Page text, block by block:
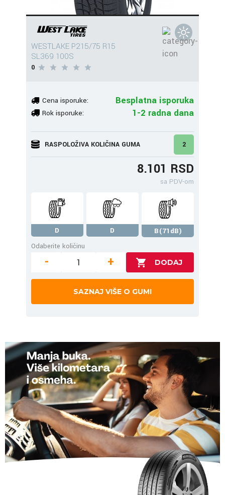
WESTLAKE P215/75 R15
SL369 100S
0
Cena isporuke: Besplatna isporuka
Rok isporuke: 1-2 radna dana
RASPOLOŽIVA KOLIČINA GUMA 2
8.101 RSD
sa PDV-om
D D
B(71dB)
Odaberite količinu
- +
SAZNAJ VIŠE O GUMI